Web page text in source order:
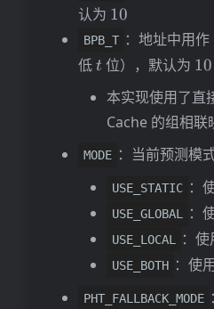
认为 10
10
BPB_T ：地址中用
低t
t 位），默认为 10
10
本实现使用了直
Cache 的组相联
MODE ：当前预测模
USE_STATIC ：
USE_GLOBAL ：
USE_LOCAL ：
USE_BOTH ：使
PHT_FALLBACK_MODE